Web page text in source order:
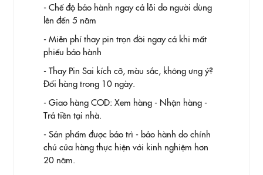
- Chế độ bảo hành ngay cả lỗi do người dùng
lên đến 5 năm
- Miễn phí thay pin trọn đời ngay cả khi mất
phiếu bảo hành
- Thay Pin Sai kích cỡ, màu sắc, không ưng ý?
Đổi hàng trong 10 ngày.
- Giao hàng COD: Xem hàng - Nhận hàng -
Trả tiền tại nhà.
- Sản phẩm được bảo trì - bảo hành do chính
chủ cửa hàng thực hiện với kinh nghiệm hơn
20 năm.